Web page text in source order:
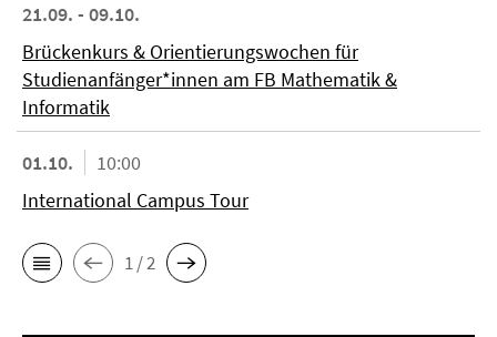
21.09. - 09.10.
Brückenkurs & Orientierungswochen für
Studienanfänger*innen am FB Mathematik &
Informatik
01.10.
10:00
International Campus Tour
1 / 2